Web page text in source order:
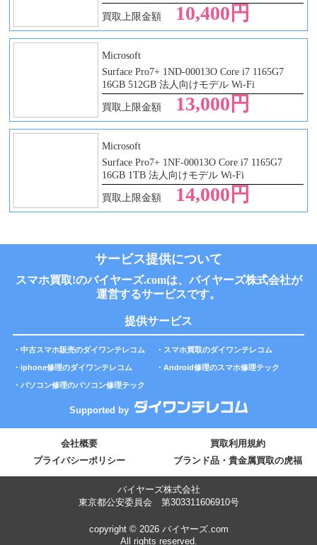
買取上限金額 10,400円
Microsoft
Surface Pro7+ 1ND-00013O Core i7 1165G7
16GB 512GB 法人向けモデル Wi-Fi
買取上限金額 13,000円
Microsoft
Surface Pro7+ 1NF-00013O Core i7 1165G7
16GB 1TB 法人向けモデル Wi-Fi
買取上限金額 14,000円
サービス提供について
スマホ買取!のバイヤーズ.comは、バイヤーズ株式会社が
運営するサービスです。
提供サービス
・ 中古スマホ販売のダイワンテレコム ・ スマホ買取のダイワンテレコム
・ iphone修理のダイワンテレコム ・ Android修理のスマホ修理テック
・ パソコン修理のパソコン修理テック
Supported by
会社概要
買取利用規約
プライバシーポリシー
ブランド品・貴金属買取の虎福
バイヤーズ株式会社
東京都公安委員会 第303311606910号
copyright © 2026 バイヤーズ.com
All rights reserved.